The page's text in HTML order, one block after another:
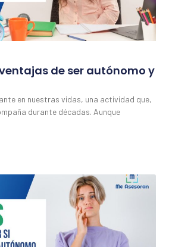
de ser autónomo y
en nuestras vidas, una actividad que,
durante décadas. Aunque